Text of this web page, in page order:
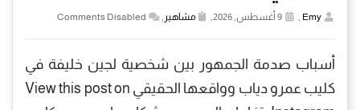
Emy مشاهير Comments Disabled
أسباب صدمة الجمهور بين شخصية لجين خليفة في
كليب عمرو دياب وواقعها الحقيقي View this post on